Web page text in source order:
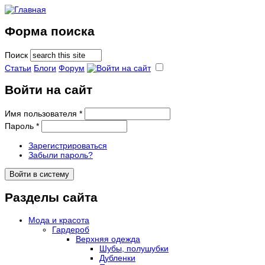
Форма поиска
Поиск
Статьи Блоги Форум
Войти на сайт
Имя пользователя *
Пароль *
Зарегистрироваться
Забыли пароль?
Разделы сайта
Мода и красота
Гардероб
Верхняя одежда
Шубы, полушубки
Дубленки